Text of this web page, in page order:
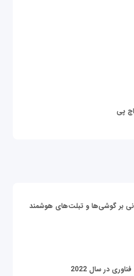
پی
بر گوشی‌ها و تبلت‌های هوشمند